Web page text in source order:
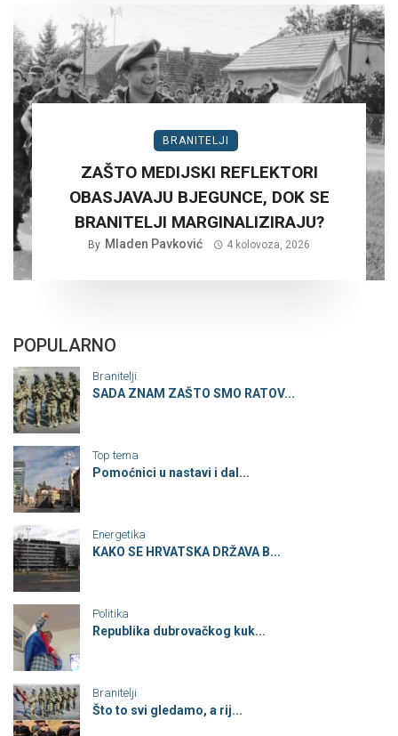
BRANITELJI
ZAŠTO MEDIJSKI REFLEKTORI
OBASJAVAJU BJEGUNCE, DOK SE
BRANITELJI MARGINALIZIRAJU?
By Mladen Pavković 4 kolovoza, 2026
POPULARNO
Branitelji
SADA ZNAM ZAŠTO SMO RATOV...
Top tema
Pomoćnici u nastavi i dal...
Energetika
KAKO SE HRVATSKA DRŽAVA B...
Politika
Republika dubrovačkog kuk...
Branitelji
Što to svi gledamo, a rij...